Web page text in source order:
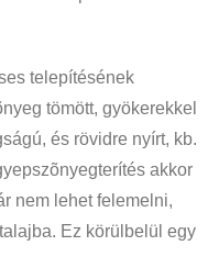
telepítésének
tömött, gyökerekkel
és rövidre nyírt, kb.
akkor
nem lehet felemelni,
Ez körülbelül egy